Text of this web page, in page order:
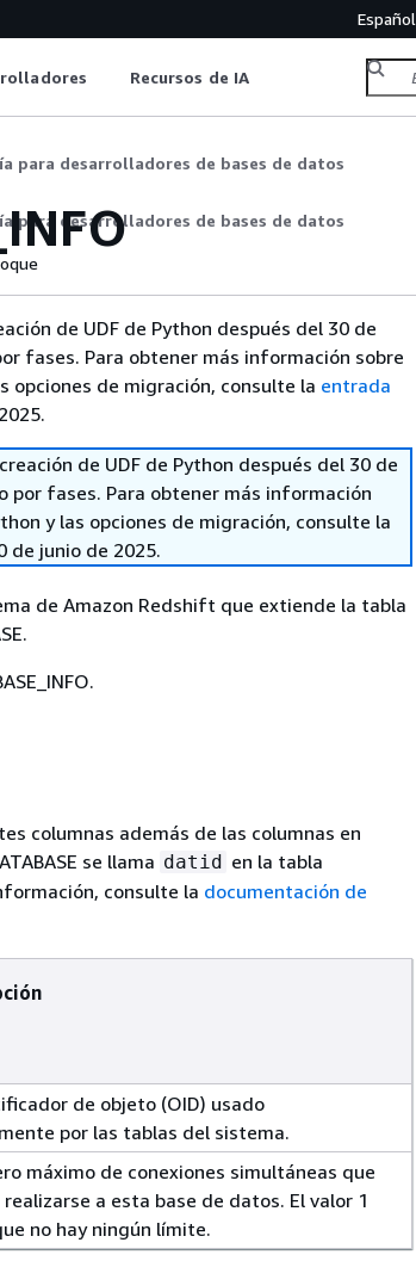
Español
Recursos de IA
para desarrolladores de bases de datos
para desarrolladores de bases de datos
de UDF de Python después del 30 de
fases. Para obtener más información sobre
opciones de migración, consulte la entrada
de UDF de Python después del 30 de
por fases. Para obtener más información
y las opciones de migración, consulte la
de junio de 2025.
de Amazon Redshift que extiende la tabla
columnas además de las columnas en
se llama datid en la tabla
consulte la documentación de
de objeto (OID) usado
por las tablas del sistema.
máximo de conexiones simultáneas que
realizarse a esta base de datos. El valor 1
no hay ningún límite.